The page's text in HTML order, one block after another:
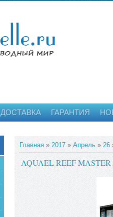
ДОСТАВКА ГАРАНТИЯ
Главная » 2017 » Апрель » 26
AQUAEL REEF MASTER